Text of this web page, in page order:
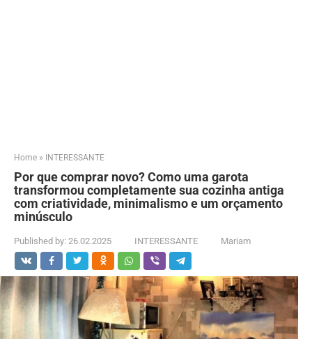
Home » INTERESSANTE
Por que comprar novo? Como uma garota
transformou completamente sua cozinha antiga
com criatividade, minimalismo e um orçamento
minúsculo
Published by: 26.02.2025 INTERESSANTE Mariam